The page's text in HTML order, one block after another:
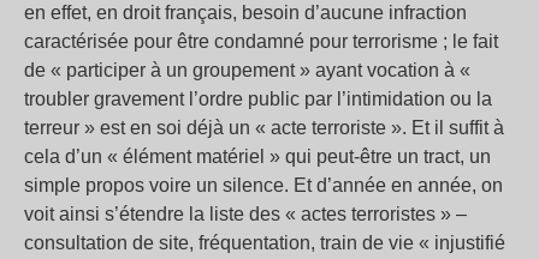
en effet, en droit français, besoin d’aucune infraction
caractérisée pour être condamné pour terrorisme ; le fait
de « participer à un groupement » ayant vocation à «
troubler gravement l’ordre public par l’intimidation ou la
terreur » est en soi déjà un « acte terroriste ». Et il suffit à
cela d’un « élément matériel » qui peut-être un tract, un
simple propos voire un silence. Et d’année en année, on
voit ainsi s’étendre la liste des « actes terroristes » –
consultation de site, fréquentation, train de vie « injustifié